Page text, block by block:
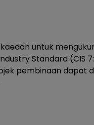
untuk
Standard (CIS
pembinaan dapat